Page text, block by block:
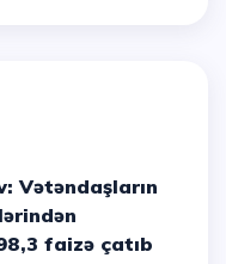
faizə çatıb